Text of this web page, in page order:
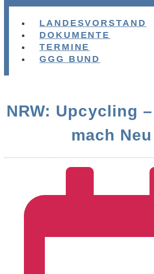
LANDESVORSTAND
DOKUMENTE
TERMINE
GGG BUND
NRW: Upcycling
mach Neu